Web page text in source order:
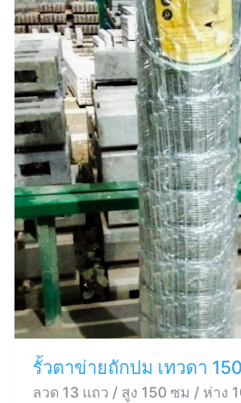
รั้วตาข่ายถักปม เทวดา
ลวด 13 แถว / สูง 150 ซม / ห่าง